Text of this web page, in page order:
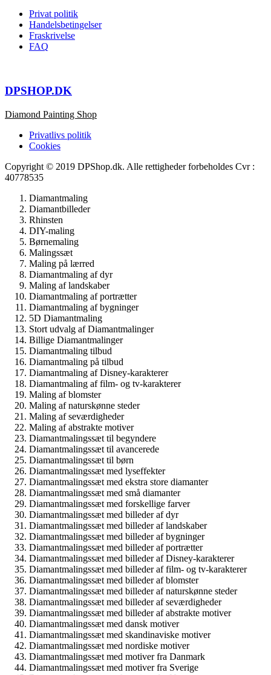
Privat politik
Handelsbetingelser
Fraskrivelse
FAQ
DPSHOP.DK
Diamond Painting Shop
Privatlivs politik
Cookies
Copyright © 2019 DPShop.dk. Alle rettigheder forbeholdes Cvr :
40778535
Diamantmaling
Diamantbilleder
Rhinsten
DIY-maling
Børnemaling
Malingssæt
Maling på lærred
Diamantmaling af dyr
Maling af landskaber
Diamantmaling af portrætter
Diamantmaling af bygninger
5D Diamantmaling
Stort udvalg af Diamantmalinger
Billige Diamantmalinger
Diamantmaling tilbud
Diamantmaling på tilbud
Diamantmaling af Disney-karakterer
Diamantmaling af film- og tv-karakterer
Maling af blomster
Maling af naturskønne steder
Maling af seværdigheder
Maling af abstrakte motiver
Diamantmalingssæt til begyndere
Diamantmalingssæt til avancerede
Diamantmalingssæt til børn
Diamantmalingssæt med lyseffekter
Diamantmalingssæt med ekstra store diamanter
Diamantmalingssæt med små diamanter
Diamantmalingssæt med forskellige farver
Diamantmalingssæt med billeder af dyr
Diamantmalingssæt med billeder af landskaber
Diamantmalingssæt med billeder af bygninger
Diamantmalingssæt med billeder af portrætter
Diamantmalingssæt med billeder af Disney-karakterer
Diamantmalingssæt med billeder af film- og tv-karakterer
Diamantmalingssæt med billeder af blomster
Diamantmalingssæt med billeder af naturskønne steder
Diamantmalingssæt med billeder af seværdigheder
Diamantmalingssæt med billeder af abstrakte motiver
Diamantmalingssæt med dansk motiver
Diamantmalingssæt med skandinaviske motiver
Diamantmalingssæt med nordiske motiver
Diamantmalingssæt med motiver fra Danmark
Diamantmalingssæt med motiver fra Sverige